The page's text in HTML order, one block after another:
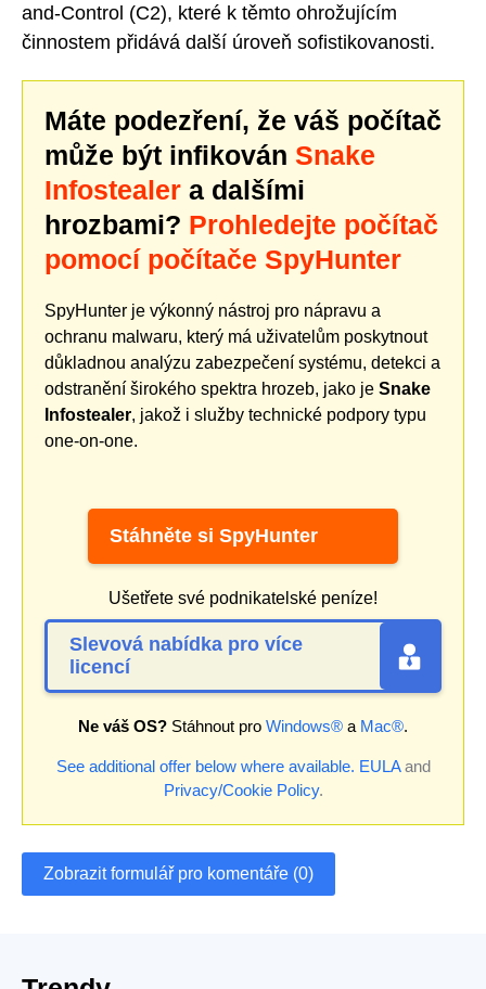
and-Control (C2), které k těmto ohrožujícím
činnostem přidává další úroveň sofistikovanosti.
Máte podezření, že váš počítač
může být infikován Snake
Infostealer a dalšími
hrozbami? Prohledejte počítač
pomocí počítače SpyHunter
SpyHunter je výkonný nástroj pro nápravu a
ochranu malwaru, který má uživatelům poskytnout
důkladnou analýzu zabezpečení systému, detekci a
odstranění širokého spektra hrozeb, jako je Snake
Infostealer, jakož i služby technické podpory typu
one-on-one.
Stáhněte si SpyHunter
Ušetřete své podnikatelské peníze!
Slevová nabídka pro více
licencí
Ne váš OS? Stáhnout pro Windows® a Mac®.
See additional offer below where available. EULAand
Privacy/Cookie Policy.
Zobrazit formulář pro komentáře (0)